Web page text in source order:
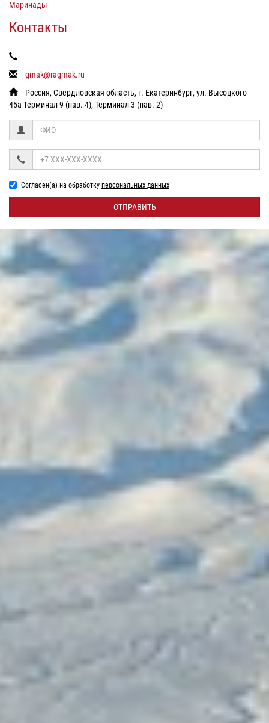
Маринады
Контакты
gmak@ragmak.ru
Россия, Свердловская область, г. Екатеринбург, ул. Высоцкого
45а Терминал 9 (пав. 4), Терминал 3 (пав. 2)
Согласен(а) на обработку персональных данных
ОТПРАВИТЬ